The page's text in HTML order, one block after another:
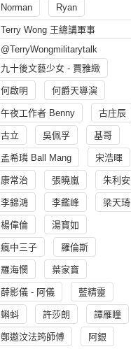
Norman Ryan
Terry Wong 王總講軍事
@TerryWongmilitarytalk
九十後文藝少女 - 賈雅緻
何啟明 何爵天導演
午夜工作者 Benny 古庄辰
古立 吳佩孚 基哥
孟希璘 Ball Mang 宋浩暉
康常治 張曉嵐 朱利安
李錦鴻 李鑑峰 梁天琦
楊偉倫 湯寳如
瘋中三子 羅倫斯
羅海憫 葉家寶
薛影儀 - 阿儀 藍精靈
蝌蚪 許莎朗 譚雁瞳
鄭遨汶法筠師傅 阿銀